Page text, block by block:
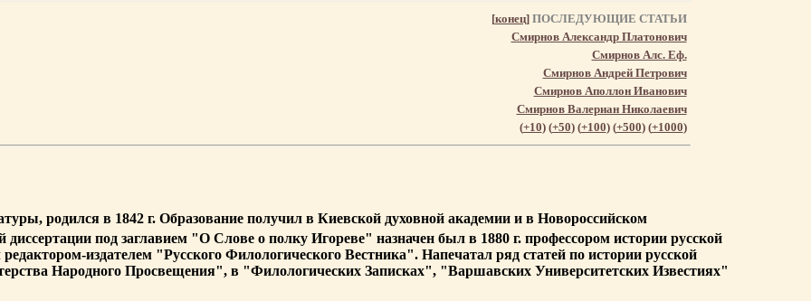
[конец]ПОСЛЕДУЮЩИЕ СТАТЬИ
Смирнов Александр Платонович
Смирнов Алс. Еф.
Смирнов Андрей Петрович
Смирнов Аполлон Иванович
Смирнов Валериан Николаевич
(+10) (+50) (+100) (+500) (+1000)
родился в 1842 г. Образование получил в Киевской духовной академии и в Новороссийском
диссертации под заглавием "О Слове о полку Игореве" назначен был в 1880 г. профессором истории русской
издателем "Русского Филологического Вестника". Напечатал ряд статей по истории русской
Народного Просвещения", в "Филологических Записках", "Варшавских Университетских Известиях"